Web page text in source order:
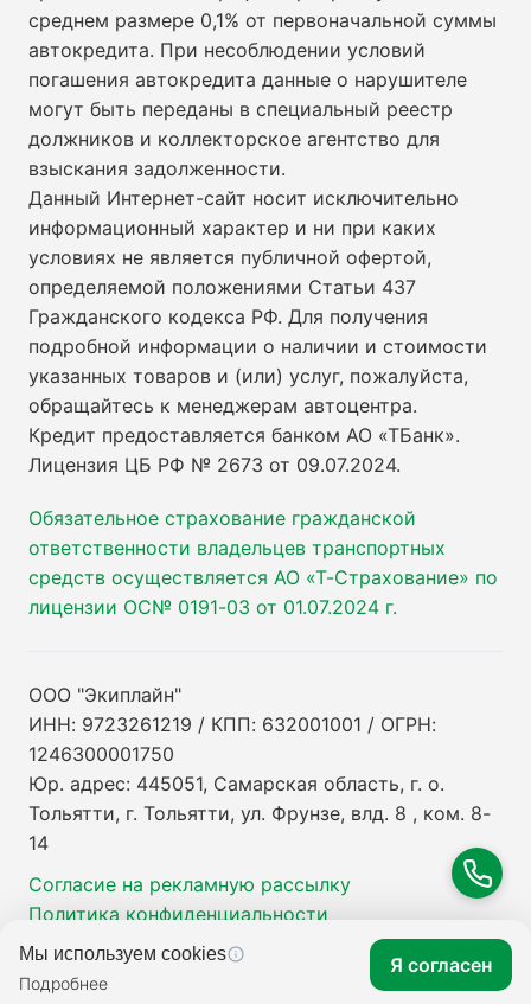
среднем размере 0,1% от первоначальной суммы
автокредита. При несоблюдении условий
погашения автокредита данные о нарушителе
могут быть переданы в специальный реестр
должников и коллекторское агентство для
взыскания задолженности.
Данный Интернет-сайт носит исключительно
информационный характер и ни при каких
условиях не является публичной офертой,
определяемой положениями Статьи 437
Гражданского кодекса РФ. Для получения
подробной информации о наличии и стоимости
указанных товаров и (или) услуг, пожалуйста,
обращайтесь к менеджерам автоцентра.
Кредит предоставляется банком АО «ТБанк».
Лицензия ЦБ РФ № 2673 от 09.07.2024.
Обязательное страхование гражданской
ответственности владельцев транспортных
средств осуществляется АО «Т-Страхование» по
лицензии ОС№ 0191-03 от 01.07.2024 г.
ООО "Экиплайн"
ИНН: 9723261219 / КПП: 632001001 / ОГРН:
1246300001750
Юр. адрес: 445051, Самарская область, г. о.
Тольятти, г. Тольятти, ул. Фрунзе, влд. 8 , ком. 8-
14
Согласие на рекламную рассылку
Политика конфиденциальности
Мы используем cookies
Подробнее
Я согласен